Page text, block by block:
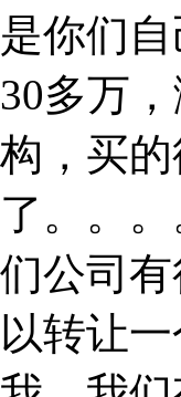
是你们
30多万
构，买
了。。
们公司
以转让